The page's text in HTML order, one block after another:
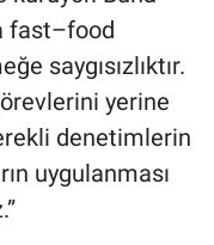
fast–food
saygısızlıktır.
yerine
denetimlerin
uygulanması